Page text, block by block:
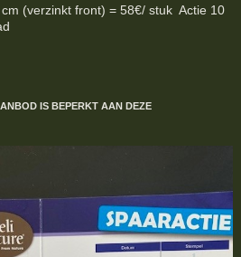
(verzinkt front) = 58€/ stuk Actie 10
IS BEPERKTAAN DEZE